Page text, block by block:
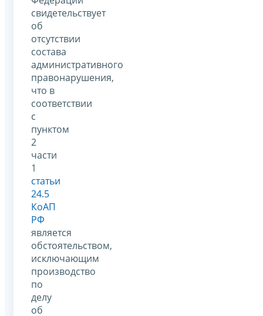
свидетельствует
об
отсутствии
состава
административного
правонарушения,
что в
соответствии
с
пунктом
2
части
1
статьи
24.5
КоАП
РФ
является
обстоятельством,
исключающим
производство
по
делу
об